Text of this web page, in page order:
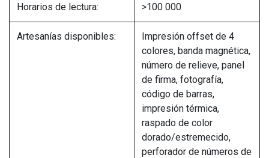
Horarios de lectura: >100 000
Artesanías disponibles:
Impresión offset de 4
colores, banda magnética,
número de relieve, panel
de firma, fotografía,
código de barras,
impresión térmica,
raspado de color
dorado/estremecido,
perforador de números de